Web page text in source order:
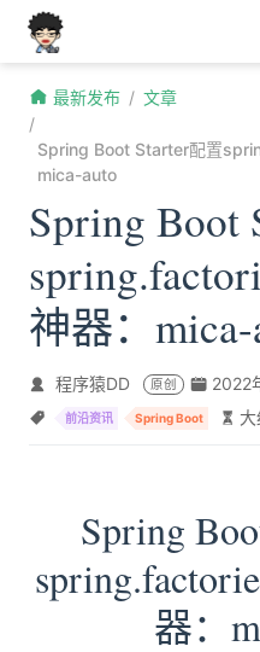
跳至主要內容
最新发布 文章
Spring Boot Starter配置
mica-auto
Spring Boot
神器：mica-
程序猿DD 原创 2022
前沿资讯 Spring Boot
Spring
器：